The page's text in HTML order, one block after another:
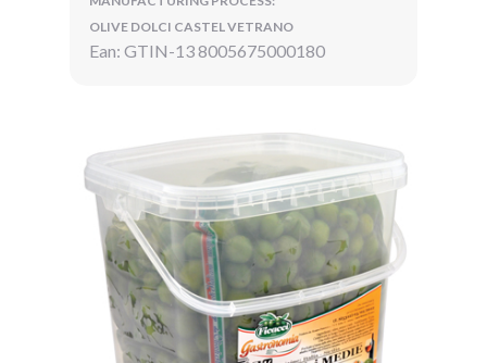
OLIVE DOLCI CASTEL VETRANO
Ean: GTIN-13 8005675000180